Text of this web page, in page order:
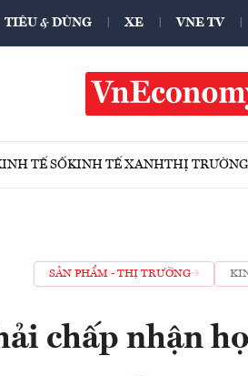
TIÊU & DÙNG XE VNE TV
TẾ SỐKINH TẾ XANHTHỊ TRƯỜNG
SẢN PHẨM - THỊ TRƯỜNG
chấp nhận